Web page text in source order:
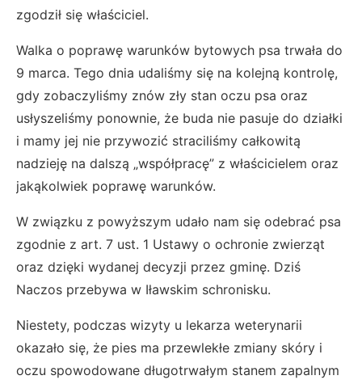
zgodził się właściciel.
Walka o poprawę warunków bytowych psa trwała do
9 marca. Tego dnia udaliśmy się na kolejną kontrolę,
gdy zobaczyliśmy znów zły stan oczu psa oraz
usłyszeliśmy ponownie, że buda nie pasuje do działki
i mamy jej nie przywozić straciliśmy całkowitą
nadzieję na dalszą „współpracę” z właścicielem oraz
jakąkolwiek poprawę warunków.
W związku z powyższym udało nam się odebrać psa
zgodnie z art. 7 ust. 1 Ustawy o ochronie zwierząt
oraz dzięki wydanej decyzji przez gminę. Dziś
Naczos przebywa w Iławskim schronisku.
Niestety, podczas wizyty u lekarza weterynarii
okazało się, że pies ma przewlekłe zmiany skóry i
oczu spowodowane długotrwałym stanem zapalnym